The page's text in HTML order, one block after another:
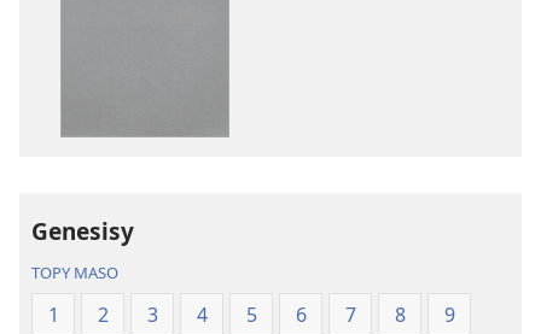
2021)
2021)
Genesisy
TOPY MASO
1 2 3 4 5 6 7 8
9